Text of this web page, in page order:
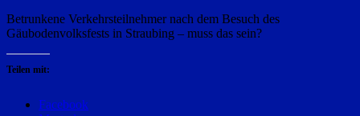
Betrunkene Verkehrsteilnehmer nach dem Besuch des
Gäubodenvolksfests in Straubing – muss das sein?
Teilen mit:
Facebook